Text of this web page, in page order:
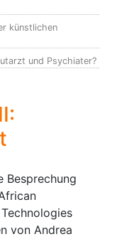
künstlichen
und Psychiater?
Besprechung
von Andrea